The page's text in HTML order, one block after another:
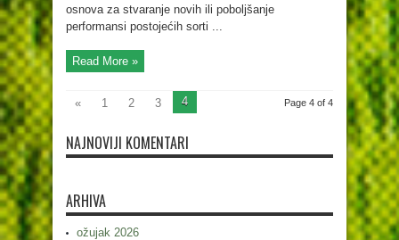
osnova za stvaranje novih ili poboljšanje
performansi postojećih sorti ...
Read More »
Page 4 of 4
« 1 2 3 4
NAJNOVIJI KOMENTARI
ARHIVA
ožujak 2026